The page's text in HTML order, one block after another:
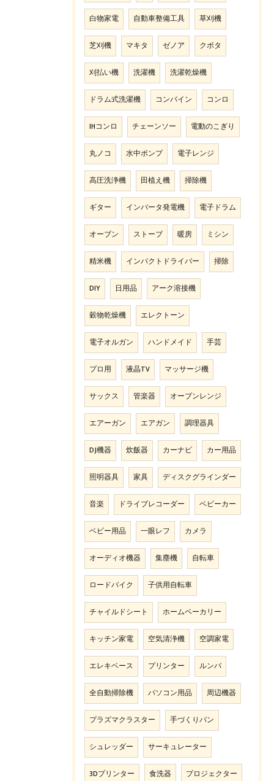
白物家電 自動車整備工具 草刈機
芝刈機 マキタ ゼノア クボタ
刈払い機 洗濯機 洗濯乾燥機
ドラム式洗濯機 コンバイン コンロ
IHコンロ チェーンソー 電動のこぎり
丸ノコ 水中ポンプ 電子レンジ
高圧洗浄機 田植え機 掃除機
ギター インバータ発電機 電子ドラム
オーブン ストーブ 暖房 ミシン
精米機 インパクトドライバー 掃除
DIY 日用品 アーク溶接機
穀物乾燥機 エレクトーン
電子オルガン ハンドメイド 手芸
プロ用 液晶TV マッサージ機
サックス 管楽器 オーブンレンジ
エアーガン エアガン 調理器具
DJ機器 炊飯器 カーナビ カー用品
照明器具 家具 ディスクグラインダー
音楽 ドライブレコーダー ベビーカー
ベビー用品 一眼レフ カメラ
オーディオ機器 集塵機 自転車
ロードバイク 子供用自転車
チャイルドシート ホームベーカリー
キッチン家電 空気清浄機 空調家電
エレキベース プリンター ルンバ
全自動掃除機 パソコン用品 周辺機器
プラズマクラスター 手づくりパン
シュレッダー サーキュレーター
3Dプリンター 食洗器 プロジェクター